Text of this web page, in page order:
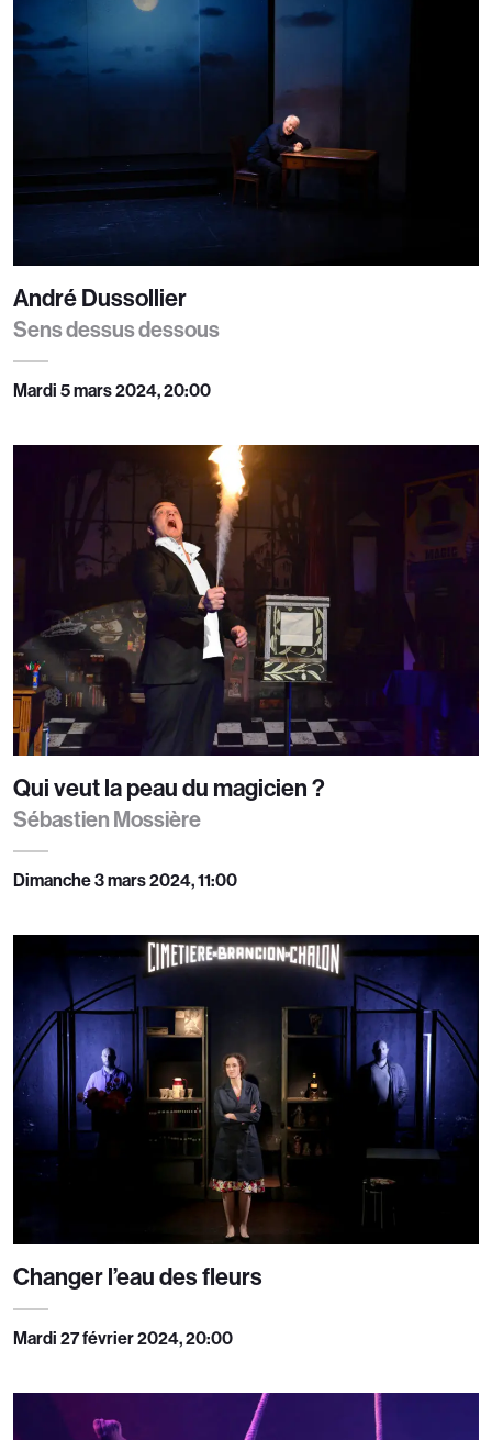
André Dussollier
Sens dessus dessous
Mardi 5 mars 2024, 20:00
Qui veut la peau du magicien ?
Sébastien Mossière
Dimanche 3 mars 2024, 11:00
Changer l’eau des fleurs
Mardi 27 février 2024, 20:00